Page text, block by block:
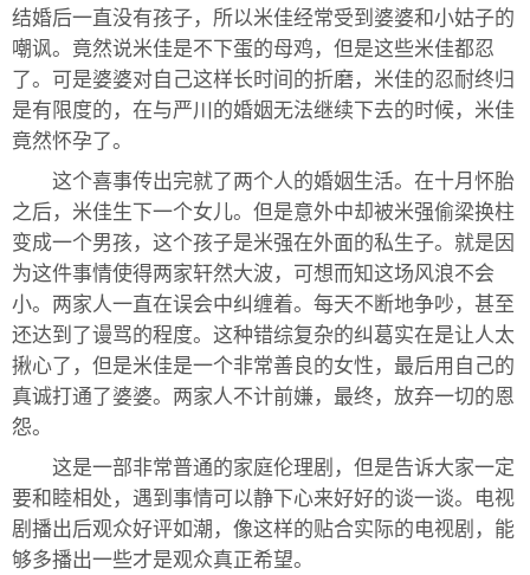
结婚后一直没有孩子，所以米佳经常受到婆婆和小姑子的
嘲讽。竟然说米佳是不下蛋的母鸡，但是这些米佳都忍
了。可是婆婆对自己这样长时间的折磨，米佳的忍耐终归
是有限度的，在与严川的婚姻无法继续下去的时候，米佳
竟然怀孕了。
这个喜事传出完就了两个人的婚姻生活。在十月怀胎
之后，米佳生下一个女儿。但是意外中却被米强偷梁换柱
变成一个男孩，这个孩子是米强在外面的私生子。就是因
为这件事情使得两家轩然大波，可想而知这场风浪不会
小。两家人一直在误会中纠缠着。每天不断地争吵，甚至
还达到了谩骂的程度。这种错综复杂的纠葛实在是让人太
揪心了，但是米佳是一个非常善良的女性，最后用自己的
真诚打通了婆婆。两家人不计前嫌，最终，放弃一切的恩
怨。
这是一部非常普通的家庭伦理剧，但是告诉大家一定
要和睦相处，遇到事情可以静下心来好好的谈一谈。电视
剧播出后观众好评如潮，像这样的贴合实际的电视剧，能
够多播出一些才是观众真正希望。